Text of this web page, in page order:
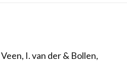
I. van der & Bollen,